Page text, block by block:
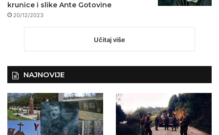
krunice i slike Ante Gotovine
20/12/2023
Učitaj više
NAJNOVIJE